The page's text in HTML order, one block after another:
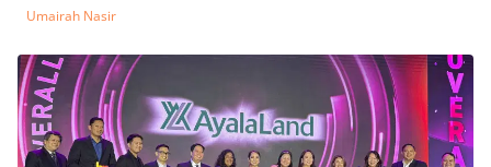
Umairah Nasir